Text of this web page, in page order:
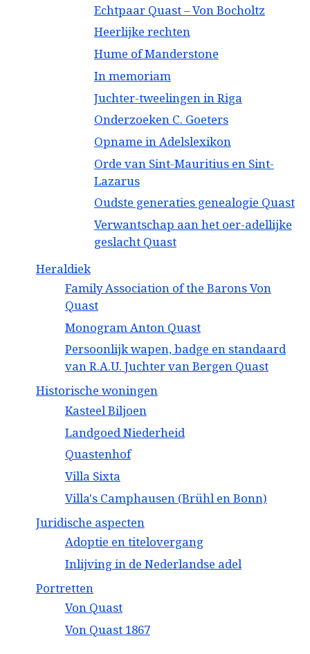
Echtpaar Quast – Von Bocholtz
Heerlijke rechten
Hume of Manderstone
In memoriam
Juchter-tweelingen in Riga
Onderzoeken C. Goeters
Opname in Adelslexikon
Orde van Sint-Mauritius en Sint-
Lazarus
Oudste generaties genealogie Quast
Verwantschap aan het oer-adellijke
geslacht Quast
Heraldiek
Family Association of the Barons Von
Quast
Monogram Anton Quast
Persoonlijk wapen, badge en standaard
van R.A.U. Juchter van Bergen Quast
Historische woningen
Kasteel Biljoen
Landgoed Niederheid
Quastenhof
Villa Sixta
Villa's Camphausen (Brühl en Bonn)
Juridische aspecten
Adoptie en titelovergang
Inlijving in de Nederlandse adel
Portretten
Von Quast
Von Quast 1867